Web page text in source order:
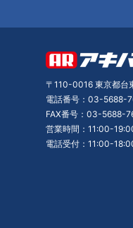
〒110-0016 東京都
電話番号：03-5688-
FAX番号：03-5688-
営業時間：11:00-
電話受付：11:00-